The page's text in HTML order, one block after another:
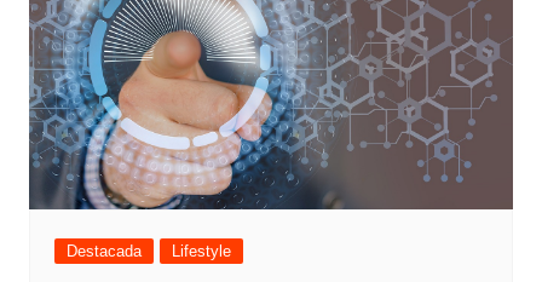
Destacada Lifestyle